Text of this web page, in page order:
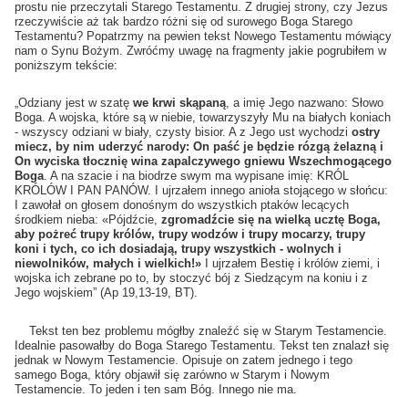
prostu nie przeczytali Starego Testamentu. Z drugiej strony, czy Jezus
rzeczywiście aż tak bardzo różni się od surowego Boga Starego
Testamentu? Popatrzmy na pewien tekst Nowego Testamentu mówiący
nam o Synu Bożym. Zwróćmy uwagę na fragmenty jakie pogrubiłem w
poniższym tekście:
„Odziany jest w szatęwe krwi skąpaną, a imię Jego nazwano: Słowo
Boga. A wojska, które są w niebie, towarzyszyły Mu na białych koniach
- wszyscy odziani w biały, czysty bisior. A z Jego ust wychodziostry
miecz, by nim uderzyć narody: On paść je będzie rózgą żelazną i
On wyciska tłocznię wina zapalczywego gniewu Wszechmogącego
Boga. A na szacie i na biodrze swym ma wypisane imię: KRÓL
KRÓLÓW I PAN PANÓW. I ujrzałem innego anioła stojącego w słońcu:
I zawołał on głosem donośnym do wszystkich ptaków lecących
środkiem nieba: «Pójdźcie,zgromadźcie się na wielką ucztę Boga,
aby pożreć trupy królów, trupy wodzów i trupy mocarzy, trupy
koni i tych, co ich dosiadają, trupy wszystkich - wolnych i
niewolników, małych i wielkich!» I ujrzałem Bestię i królów ziemi, i
wojska ich zebrane po to, by stoczyć bój z Siedzącym na koniu i z
Jego wojskiem” (Ap 19,13-19, BT).
Tekst ten bez problemu mógłby znaleźć się w Starym Testamencie.
Idealnie pasowałby do Boga Starego Testamentu. Tekst ten znalazł się
jednak w Nowym Testamencie. Opisuje on zatem jednego i tego
samego Boga, który objawił się zarówno w Starym i Nowym
Testamencie. To jeden i ten sam Bóg. Innego nie ma.